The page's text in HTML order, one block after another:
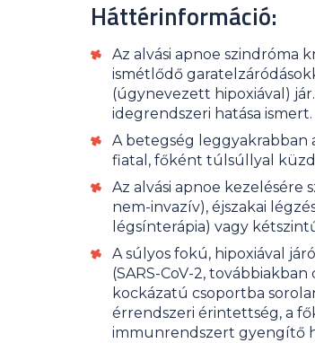
Háttérinformáció:
Az alvási apnoe szindróma
ismétlődő
(úgynevezett hipoxiával)
idegrendszeri hatása ismert.
A betegség leggyakrabban
fiatal, főként túlsúllyal
Az alvási apnoe
nem-invazív), éjszakai
légsínterápia) vagy
A súlyos fokú, hipoxiával
(SARS-CoV-2,
kockázatú csoportba
érrendszeri érintettség, a
immunrendszert gyengítő